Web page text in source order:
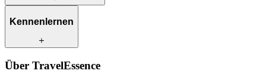
Was wir anbieten
Was uns einzigartig macht
Klimabewusst reisen
Kennenlernen
Unsere Reiseexperten
Über TravelEssence